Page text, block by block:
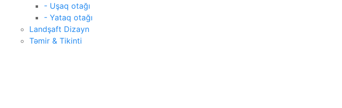
- Uşaq otağı
- Yataq otağı
Landşaft Dizayn
Təmir & Tikinti